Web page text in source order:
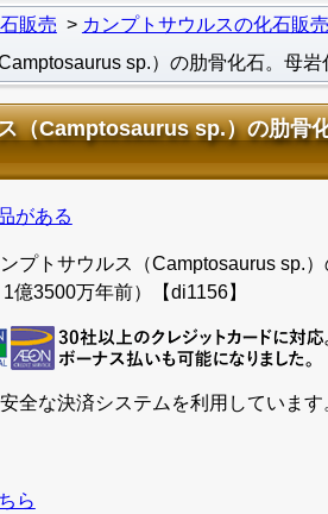
販売
カンプトサウルスの化石販売
sp.）の肋骨化石。母岩
（Camptosaurus sp.）の肋骨
がある
プトサウルス（Camptosaurus sp.
億3500万年前）【di1156】
全な決済システムを利用しています
ら